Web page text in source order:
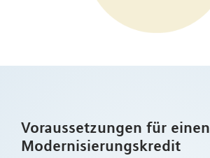
Voraussetzungen für einen
Modernisierungskredit